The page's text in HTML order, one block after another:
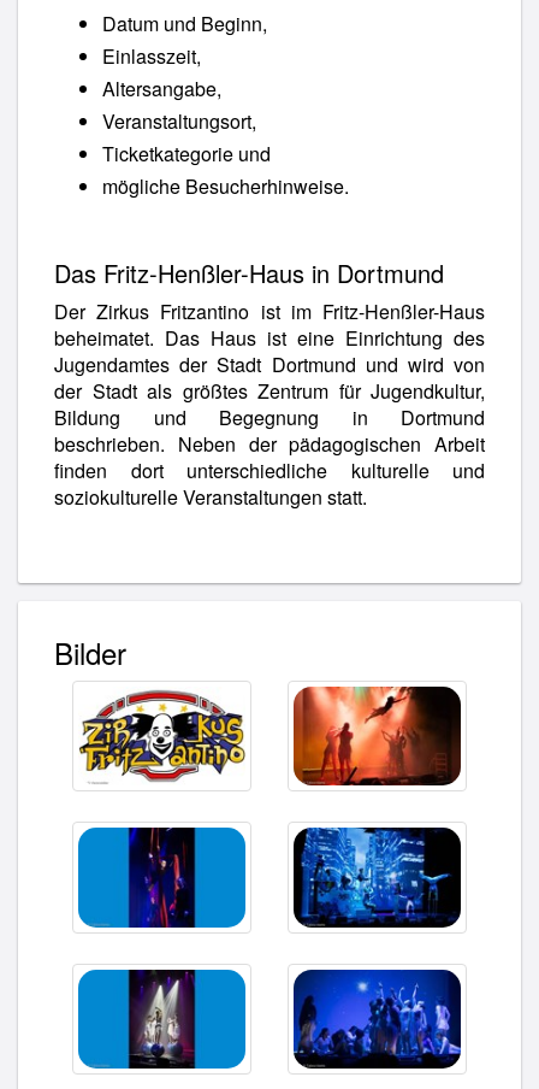
Datum und Beginn,
Einlasszeit,
Altersangabe,
Veranstaltungsort,
Ticketkategorie und
mögliche Besucherhinweise.
Das Fritz-Henßler-Haus in Dortmund
Der Zirkus Fritzantino ist im Fritz-Henßler-Haus
beheimatet. Das Haus ist eine Einrichtung des
Jugendamtes der Stadt Dortmund und wird von
der Stadt als größtes Zentrum für Jugendkultur,
Bildung und Begegnung in Dortmund
beschrieben. Neben der pädagogischen Arbeit
finden dort unterschiedliche kulturelle und
soziokulturelle Veranstaltungen statt.
Bilder